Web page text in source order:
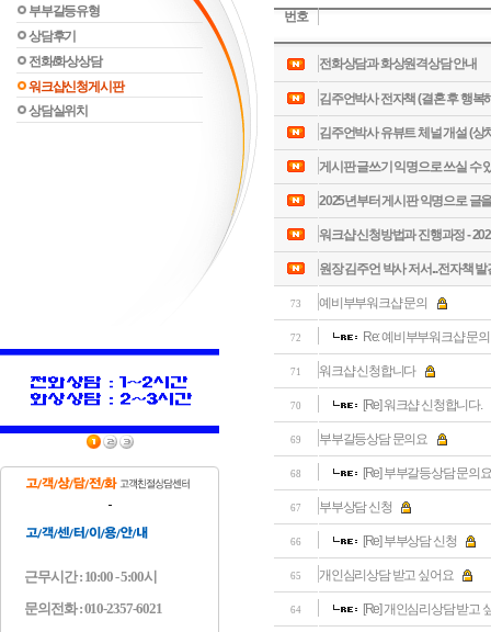
부부갈등유형
상담후기
전화/화상상담
워크샵신청게시판
상담실위치
근무시간 : 10:00 - 5:00시
문의전화 : 010-2357-6021
번호
전화상담과 화상원격상담 안내
김주언박사 전자책 (결혼 후 행복
김주언박사 유뷰트 체널 개설 (상
게시판 글쓰기 익명으로 쓰실 수
2025년부터 게시판 익명으로 글
워크샵 신청방법과 진행과정 -
원장 김주언 박사 저서...전자책 발
73 예비부부워크샵 문의
72 Re: 예비부부워크샵 문의
71 워크샵 신청합니다
70 [Re] 워크샵 신청합니다.
69 부부갈등상담 문의요
68 [Re] 부부갈등상담 문의요
67 부부상담 신청
66 [Re] 부부상담 신청
65 개인심리상담 받고 싶어요
64 [Re] 개인심리상담 받고